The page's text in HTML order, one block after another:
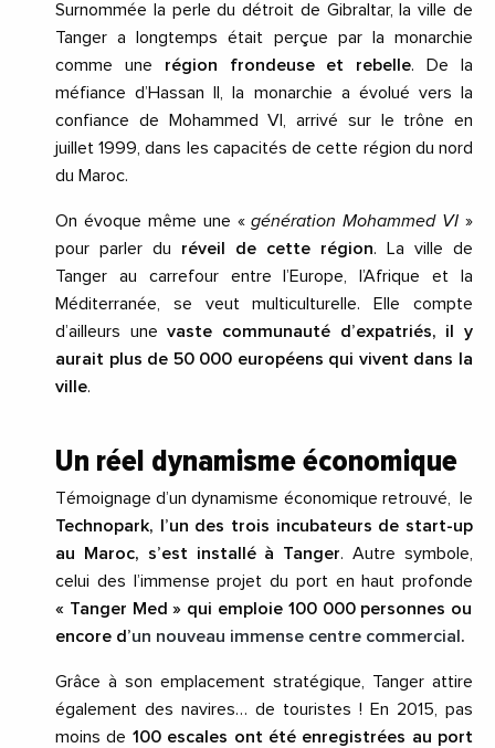
Surnommée la perle du détroit de Gibraltar, la ville de
Tanger a longtemps était perçue par la monarchie
comme une région frondeuse et rebelle. De la
méfiance d’Hassan II, la monarchie a évolué vers la
confiance de Mohammed VI, arrivé sur le trône en
juillet 1999, dans les capacités de cette région du nord
du Maroc.
On évoque même une «génération Mohammed VI »
pour parler du réveil de cette région. La ville de
Tanger au carrefour entre l’Europe, l’Afrique et la
Méditerranée, se veut multiculturelle. Elle compte
d’ailleurs unevaste communauté d’expatriés, il y
aurait plus de 50 000 européens qui vivent dans la
ville.
Un réel dynamisme économique
Témoignage d’un dynamisme économique retrouvé, le
Technopark, l’un des trois incubateurs de start-up
au Maroc, s’est installé à Tanger. Autre symbole,
celui des l’immense projet du port en haut profonde
« Tanger Med » qui emploie 100 000 personnes ou
encore d’un nouveau immense centre commercial .
Grâce à son emplacement stratégique, Tanger attire
également des navires… de touristes ! En 2015, pas
moins de 100 escales ont été enregistrées au port